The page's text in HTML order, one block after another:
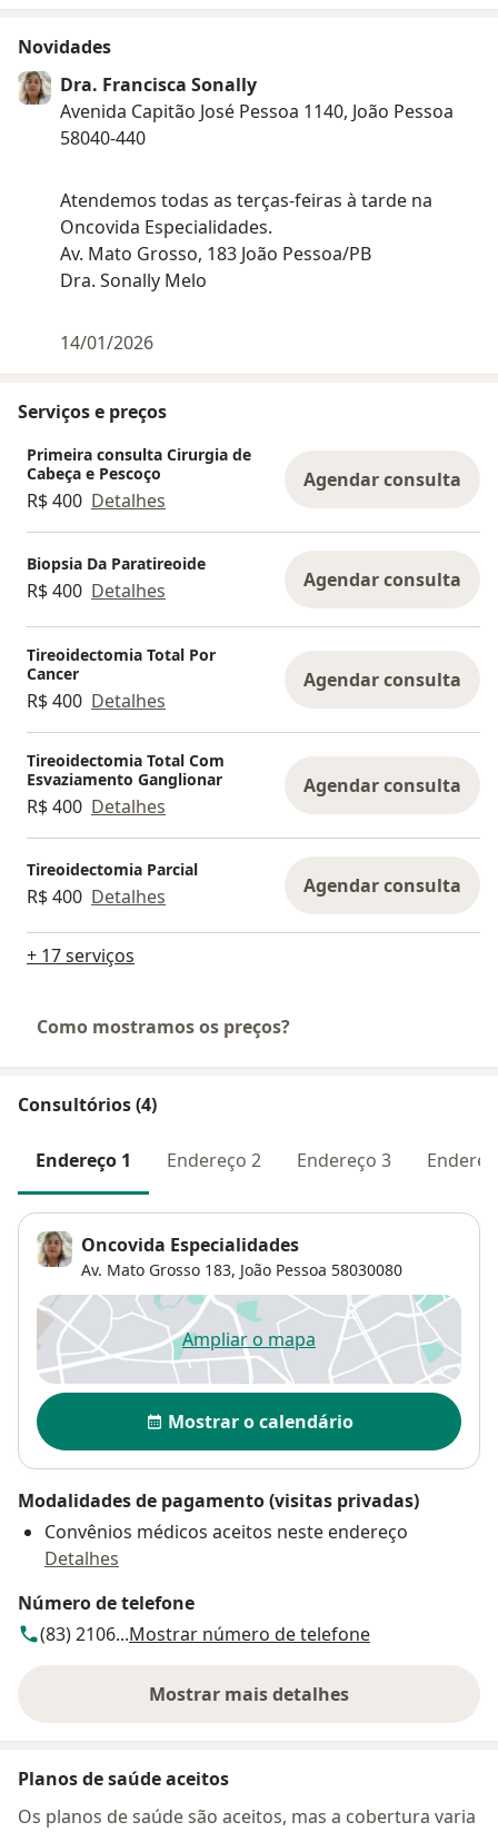
Novidades
Dra. Francisca Sonally
Avenida Capitão José Pessoa 1140, João Pessoa
58040-440
Atendemos todas as terças-feiras à tarde na
Oncovida Especialidades.
Av. Mato Grosso, 183 João Pessoa/PB
Dra. Sonally Melo
14/01/2026
Serviços e preços
Primeira consulta Cirurgia de
Cabeça e Pescoço
R$ 400 Detalhes
Agendar consulta
Biopsia Da Paratireoide
R$ 400 Detalhes Agendar consulta
Tireoidectomia Total Por
Cancer
R$ 400 Detalhes
Agendar consulta
Tireoidectomia Total Com
Esvaziamento Ganglionar
R$ 400 Detalhes
Agendar consulta
Tireoidectomia Parcial
R$ 400 Detalhes Agendar consulta
+ 17 serviços
Como mostramos os preços?
Consultórios (4)
Endereço 1 Endereço 2 Endereço 3
Oncovida Especialidades
Av. Mato Grosso 183, João Pessoa 58030080
Ampliar o mapaabre num novo separador
Disponibilidade
Mostrar o calendário
Modalidades de pagamento (visitas privadas)
Convênios médicos aceitos neste endereço
Detalhes
Número de telefone
(83) 2106...Mostrar número de telefone
Mostrar mais detalhes
sobre o endereço
Planos de saúde aceitos
Os planos de saúde são aceitos, mas a cobertura varia